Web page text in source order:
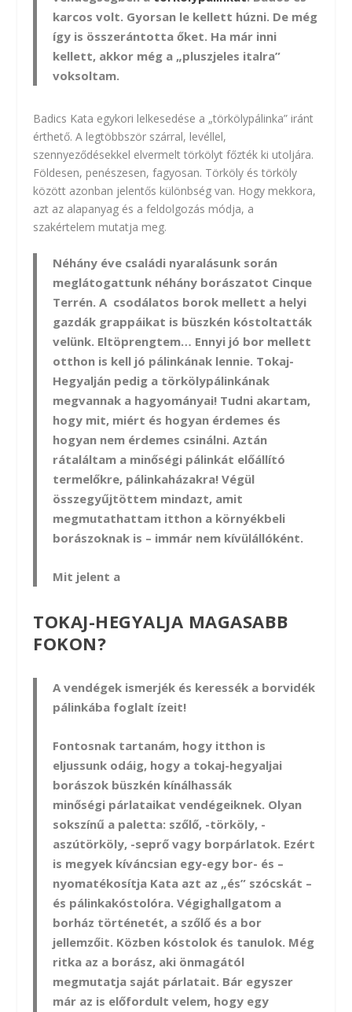
karcos volt. Gyorsan le kellett húzni. De még
így is összerántotta őket. Ha már inni
kellett, akkor még a „pluszjeles italra”
voksoltam.
Badics Kata egykori lelkesedése a „törkölypálinka” iránt
érthető. A legtöbbször szárral, levéllel,
szennyeződésekkel elvermelt törkölyt főzték ki utoljára.
Földesen, penészesen, fagyosan. Törköly és törköly
között azonban jelentős különbség van. Hogy mekkora,
azt az alapanyag és a feldolgozás módja, a
szakértelem mutatja meg.
Néhány éve családi nyaralásunk során
meglátogattunk néhány borászatot Cinque
Terrén. A csodálatos borok mellett a helyi
gazdák grappáikat is büszkén kóstoltatták
velünk. Eltöprengtem… Ennyi jó bor mellett
otthon is kell jó pálinkának lennie. Tokaj-
Hegyalján pedig a törkölypálinkának
megvannak a hagyományai! Tudni akartam,
hogy mit, miért és hogyan érdemes és
hogyan nem érdemes csinálni. Aztán
rátaláltam a minőségi pálinkát előállító
termelőkre, pálinkaházakra! Végül
összegyűjtöttem mindazt, amit
megmutathattam itthon a környékbeli
borászoknak is – immár nem kívülállóként.
Mit jelent a
TOKAJ-HEGYALJA MAGASABB
FOKON?
A vendégek ismerjék és keressék a borvidék
pálinkába foglalt ízeit!
Fontosnak tartanám, hogy itthon is
eljussunk odáig, hogy a tokaj-hegyaljai
borászok büszkén kínálhassák
minőségi párlataikat vendégeiknek. Olyan
sokszínű a paletta: szőlő, -törköly, -
aszútörköly, -seprő vagy borpárlatok. Ezért
is megyek kíváncsian egy-egy bor- és –
nyomatékosítja Kata azt az „és” szócskát –
és pálinkakóstolóra. Végighallgatom a
borház történetét, a szőlő és a bor
jellemzőit. Közben kóstolok és tanulok. Még
ritka az a borász, aki önmagától
megmutatja saját párlatait. Bár egyszer
már az is előfordult velem, hogy egy